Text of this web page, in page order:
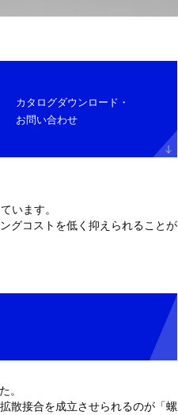
カタログダウンロード ・
お問い合わせ
います。
グコストを低く抑えられることが
。
散接合を成立させられるのが「螺